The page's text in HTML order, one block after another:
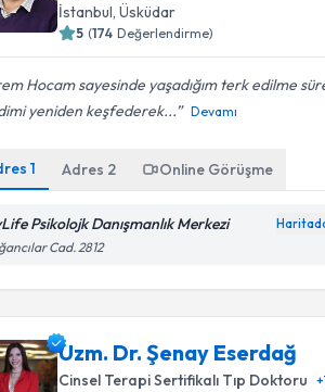
İstanbul , Üsküdar
5 (174 Değerlendirme)
Hocam sayesinde yaşadığım terk edilme
yeniden keşfederek...
Devamı
1 Adres 2 Online Görüşme
Psikolojk Danışmanlık Merkezi
Cad. 2812
Uzm. Dr. Şenay Eserdağ
Cinsel Terapi Sertifikalı Tıp Doktoru +